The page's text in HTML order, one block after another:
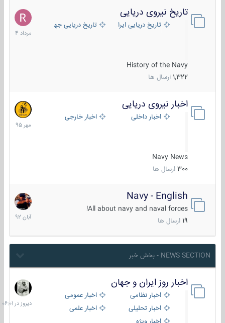
تاریخ نیروی دریایی
تاریخ دریایی ایران تاریخ دریایی جهان
History of the Navy
1,322 ارسال ها
16
مرداد
1404
اخبار نیروی دریایی
اخبار داخلی اخبار خارجی
Navy News
300 ارسال ها
27
مهر
1395
Navy - English
All about navy and naval forces!
ارسال ها
22
آبان
1392
NEWS SECTION - بخش خبر
اخبار روز ایران و جهان
اخبار نظامی
اخبار عمومی
اخبار تحلیلی
اخبار علمی
دیروز
در
06:01